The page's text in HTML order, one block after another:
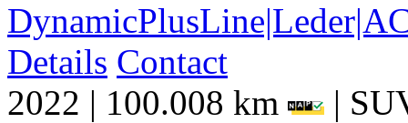
Details Contact
2022 | 100.008 km |